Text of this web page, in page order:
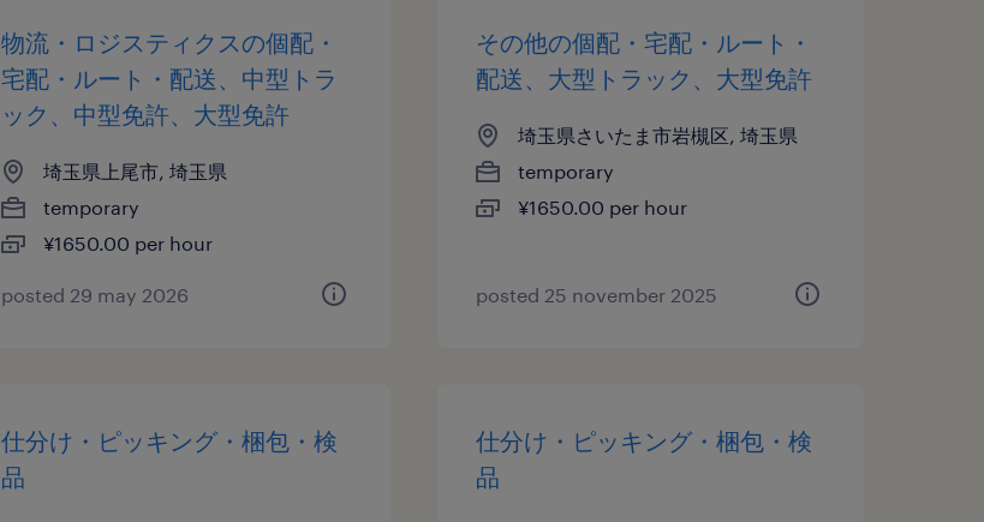
物流・ロジスティクスの個配・
宅配・ルート・配送、中型トラ
ック、中型免許、大型免許
埼玉県上尾市, 埼玉県
temporary
¥1650.00 per hour
posted 29 may 2026
その他の個配・宅配・ルート・
配送、大型トラック、大型免許
埼玉県さいたま市岩槻区, 埼玉県
temporary
¥1650.00 per hour
posted 25 november 2025
仕分け・ピッキング・梱包・検
品
仕分け・ピッキング・梱包・検
品